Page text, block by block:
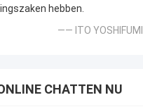
hebben.
—— ITO YOSHIFUMI
CHATTEN NU